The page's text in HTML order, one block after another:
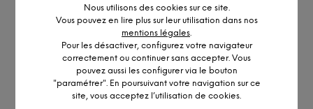
Nous utilisons des cookies sur ce site.
Vous pouvez en lire plus sur leur utilisation dans nos
mentions légales.
Pour les désactiver, configurez votre navigateur
correctement ou continuer sans accepter. Vous
pouvez aussi les configurer via le bouton
"paramétrer". En poursuivant votre navigation sur ce
site, vous acceptez l’utilisation de cookies.
TABLE PORQUEROLLES
TABLE PORQUEROLLES